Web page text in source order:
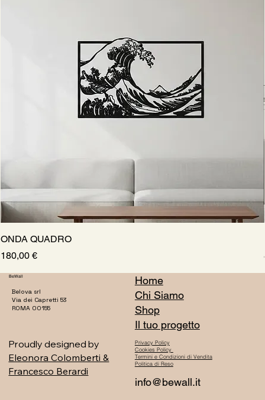
ONDA QUADRO
Prezzo
180,00 €
Proudly designed by
Eleonora Colomberti &
Francesco Berardi
BeWall
Belova srl
Via dei Capretti 53
ROMA 00155
Home
Chi Siamo
Shop
Il tuo progetto
Privacy Policy
Cookies Policy
Termini e Condizioni di Vendita
Politica di Reso
info@bewall.it